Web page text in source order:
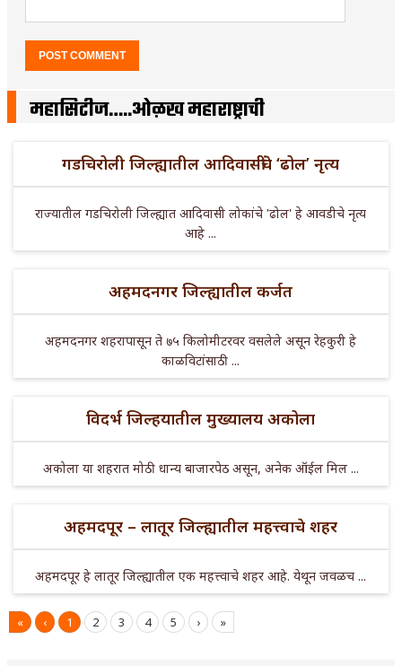
महासिटीज…..ओळख महाराष्ट्राची
गडचिरोली जिल्ह्यातील आदिवासींचे ‘ढोल’ नृत्य
राज्यातील गडचिरोली जिल्ह्यात आदिवासी लोकांचे 'ढोल' हे आवडीचे नृत्य
आहे ...
अहमदनगर जिल्ह्यातील कर्जत
अहमदनगर शहरापासून ते ७५ किलोमीटरवर वसलेले असून रेहकुरी हे
काळविटांसाठी ...
विदर्भ जिल्हयातील मुख्यालय अकोला
अकोला या शहरात मोठी धान्य बाजारपेठ असून, अनेक ऑईल मिल ...
अहमदपूर – लातूर जिल्ह्यातील महत्त्वाचे शहर
अहमदपूर हे लातूर जिल्ह्यातील एक महत्त्वाचे शहर आहे. येथून जवळच ...
« ‹ 1 2 3 4 5 › »